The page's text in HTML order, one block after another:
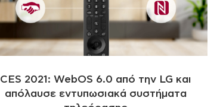
CES 2021: WebOS 6.0 από την LG και
απόλαυσε εντυπωσιακά συστήματα